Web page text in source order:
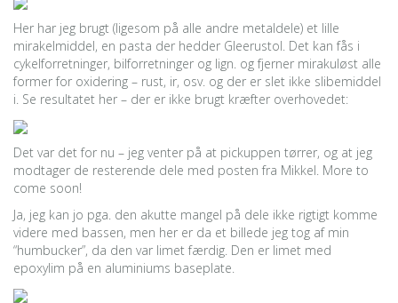
Her har jeg brugt (ligesom på alle andre metaldele) et lille
mirakelmiddel, en pasta der hedder Gleerustol. Det kan fås i
cykelforretninger, bilforretninger og lign. og fjerner mirakuløst alle
former for oxidering – rust, ir, osv. og der er slet ikke slibemiddel
i. Se resultatet her – der er ikke brugt kræfter overhovedet:
Det var det for nu – jeg venter på at pickuppen tørrer, og at jeg
modtager de resterende dele med posten fra Mikkel. More to
come soon!
Ja, jeg kan jo pga. den akutte mangel på dele ikke rigtigt komme
videre med bassen, men her er da et billede jeg tog af min
“humbucker”, da den var limet færdig. Den er limet med
epoxylim på en aluminiums baseplate.